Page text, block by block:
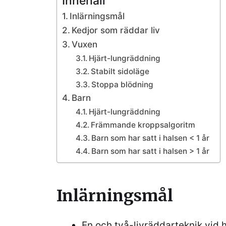
Inlärningsmål
Kedjor som räddar liv
Vuxen
Hjärt-lungräddning
Stabilt sidoläge
Stoppa blödning
Barn
Hjärt-lungräddning
Främmande kroppsalgoritm
Barn som har satt i halsen < 1 år
Barn som har satt i halsen > 1 år
Inlärningsmål